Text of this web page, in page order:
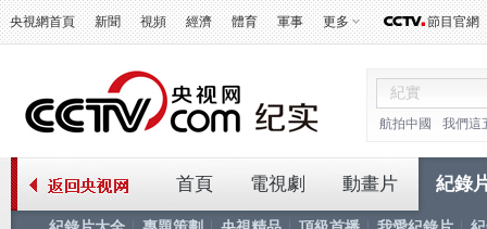
央視網首頁 新聞 視頻 經濟 體育 軍事 更多 節目官網
航拍中國 我們這
首頁 電視劇 動畫片 紀錄